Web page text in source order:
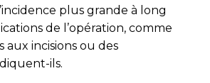
plus grande à long
de l’opération, comme
aux incisions ou des
ils.